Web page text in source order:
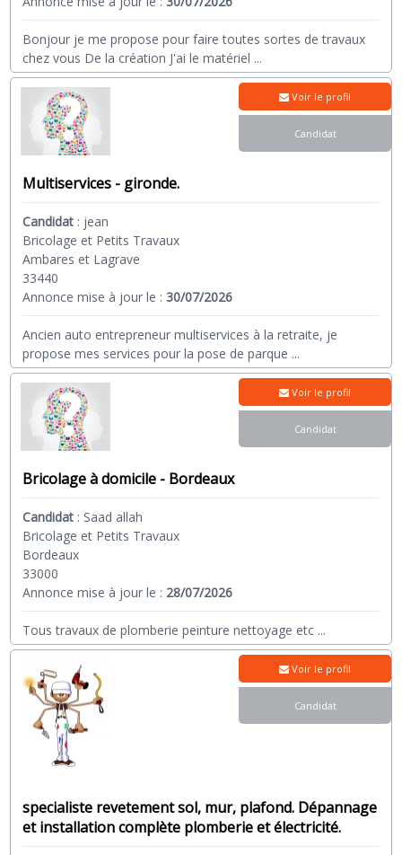
Bonjour je me propose pour faire toutes sortes de travaux
chez vous De la création J'ai le matériel ...
Multiservices - gironde.
Candidat : jean
Bricolage et Petits Travaux
Ambares et Lagrave
33440
Annonce mise à jour le :30/07/2026
Ancien auto entrepreneur multiservices à la retraite, je
propose mes services pour la pose de parque ...
Voir le profil
Candidat
Bricolage à domicile - Bordeaux
Candidat : Saad allah
Bricolage et Petits Travaux
Bordeaux
33000
Annonce mise à jour le : 28/07/2026
Tous travaux de plomberie peinture nettoyage etc ...
Voir le profil
Candidat
specialiste revetement sol, mur, plafond. Dépannage
et installation complète plomberie et électricité.
Voir le profil
Candidat